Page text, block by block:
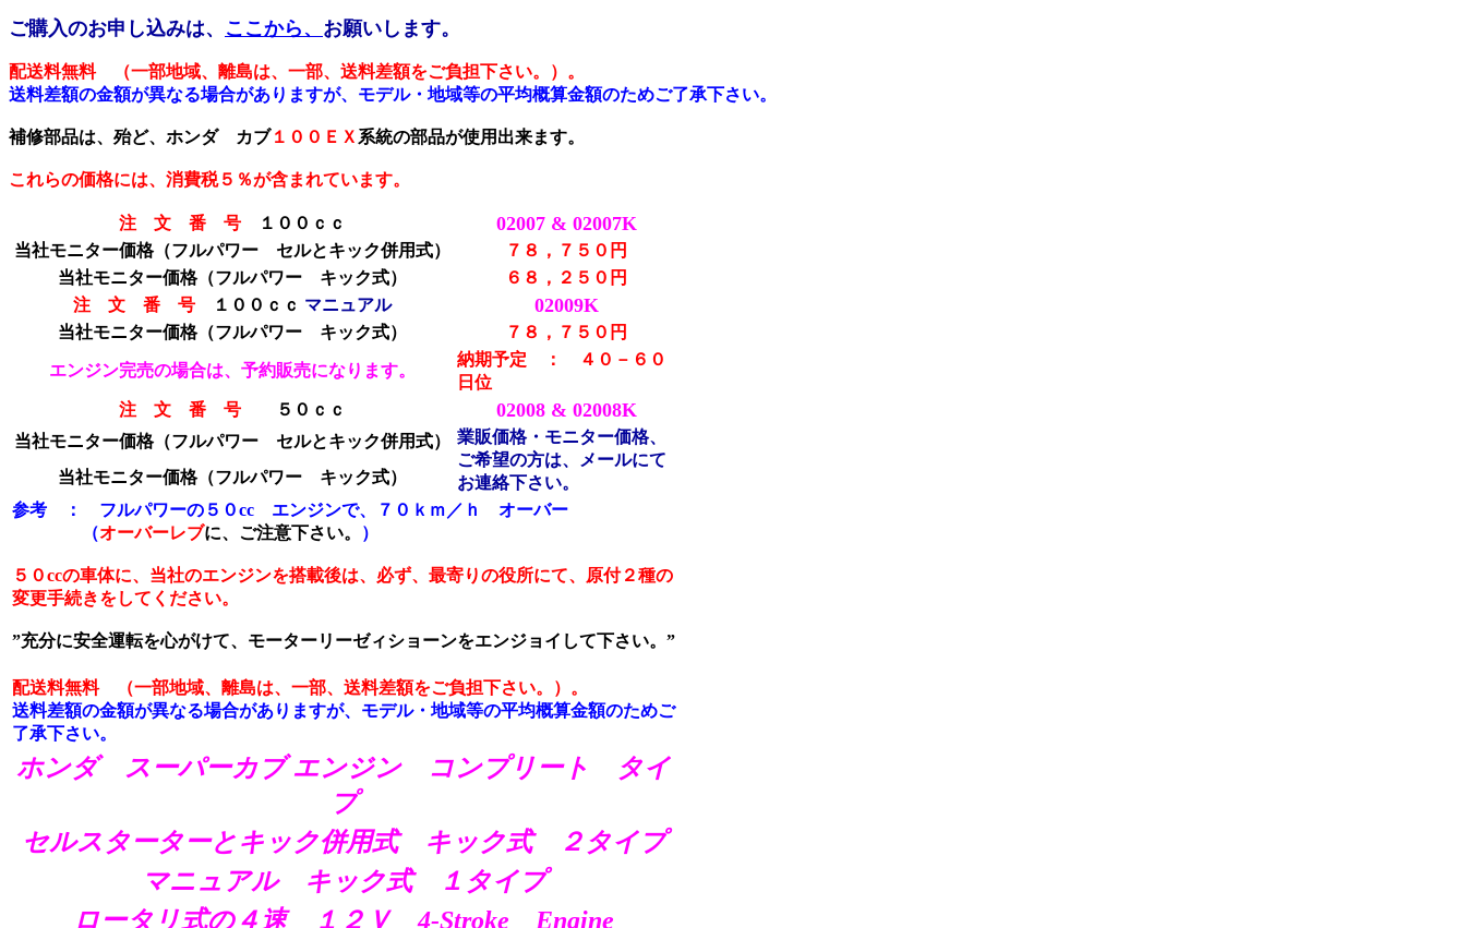
ご購入のお申し込みは、 ここから、 お願いします。
配送料無料 （一部地域、離島は、一部、送料差額をご負担下さい。）。
送料差額の金額が異なる場合がありますが、モデル・地域等の平均概算金額のためご了承下さい。
補修部品は、殆ど、ホンダ カブ１００ＥＸ 系統の部品が使用出来ます。
これらの価格には、消費税５％が含まれています。
注 文 番 号 １００ｃｃ 02007 & 02007K
当社モニター価格（フルパワー セルとキック併用式）
７８，７５０円
当社モニター価格（フルパワー キック式）
６８，２５０円
注 文 番 号
１００ｃｃ マニュアル 02009K
当社モニター価格（フルパワー キック式） ７８，７５０円
エンジン完売の場合は、予約販売になります。
納期予定 ： ４０－６０
日位
注 文 番 号
５０ｃｃ 02008 & 02008K
当社モニター価格（フルパワー セルとキック併用式）
業販価格・モニター価格、
ご希望の方は、メールにて
お連絡下さい。
当社モニター価格（フルパワー キック式）
参考 ： フルパワーの５０cc エンジンで、７０ｋｍ／ｈ オーバー
（オーバーレブに、ご注意下さい。 ）
５０ccの車体に、当社のエンジンを搭載後は、必ず、最寄りの役所にて、原付２種の
変更手続きをしてください。
”充分に安全運転を心がけて、モーターリーゼィショーンをエンジョイして下さい。”
配送料無料 （一部地域、離島は、一部、送料差額をご負担下さい。）。
送料差額の金額が異なる場合がありますが、モデル・地域等の平均概算金額のためご
了承下さい。
ホンダ スーパーカブ エンジン コンプリート タイ
プ
セルスターターとキック併用式 キック式 ２タイプ
マニュアル キック式 １タイプ
ロータリ式の４速１２Ｖ 4-Stroke Engine